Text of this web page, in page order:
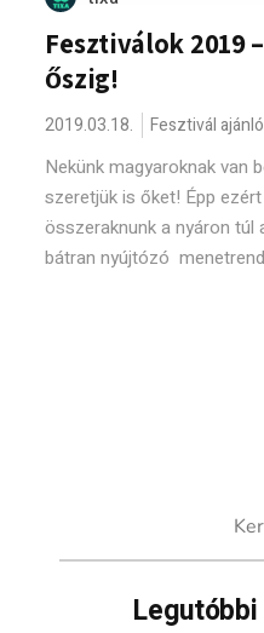
Fesztiválok 2019
őszig!
2019.03.18. Fesztivál ajánló
Nekünk magyaroknak van
szeretjük is őket! Épp
összeraknunk a nyáron
bátran nyújtózó